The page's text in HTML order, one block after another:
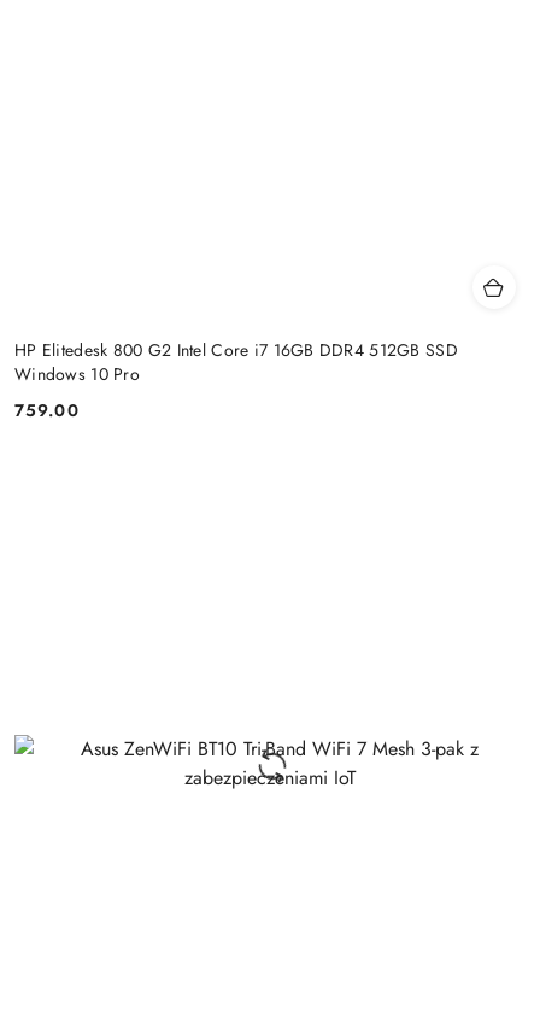
HP Elitedesk 800 G2 Intel Core i7 16GB DDR4 512GB SSD
Windows 10 Pro
Cena:
759.00